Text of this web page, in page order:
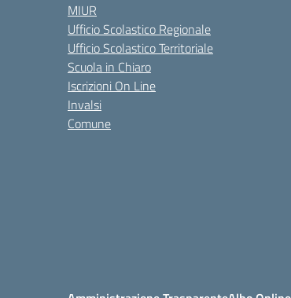
MIUR
Ufficio Scolastico Regionale
Ufficio Scolastico Territoriale
Scuola in Chiaro
Iscrizioni On Line
Invalsi
Comune